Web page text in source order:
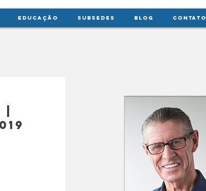
EDUCAÇÃO SUBSEDES BLOG CONTATO